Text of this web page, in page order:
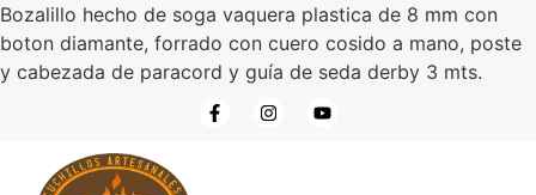
Bozalillo hecho de soga vaquera plastica de 8 mm con
boton diamante, forrado con cuero cosido a mano, poste
y cabezada de paracord y guía de seda derby 3 mts.